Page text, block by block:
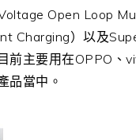
Open Loop
Charging）以及
前主要用在OPPO、
品當中。